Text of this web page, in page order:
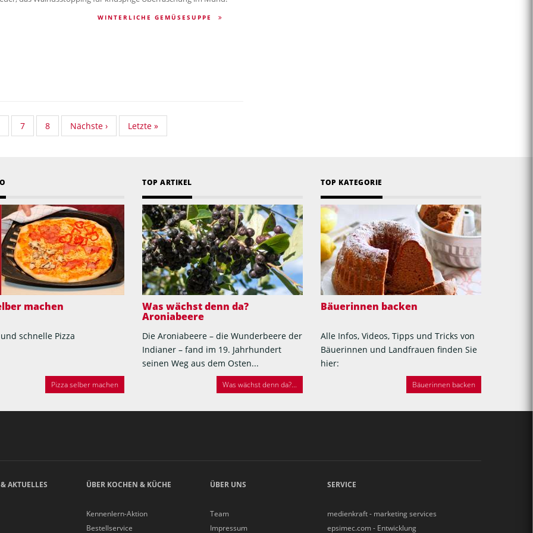
WINTERLICHE GEMÜSESUPPE
Standard
Taxonomy
7
Standard
Taxonomy
8
Nächste
Seite
Nächste ›
Last
page
Letzte »
machen
schnelle Pizza
Pizza selber machen
TOP ARTIKEL
Was wächst denn da?
Aroniabeere
Die Aroniabeere – die Wunderbeere der
Indianer – fand im 19. Jahrhundert
seinen Weg aus dem Osten...
Was wächst denn da?...
TOP KATEGORIE
Bäuerinnen backen
Alle Infos, Videos, Tipps und Tricks von
Bäuerinnen und Landfrauen finden Sie
hier:
Bäuerinnen backen
AKTUELLES ÜBER KOCHEN & KÜCHE
Kennenlern-Aktion
Bestellservice
ÜBER UNS
Team
Impressum
SERVICE
medienkraft - marketing services
epsimec.com - Entwicklung